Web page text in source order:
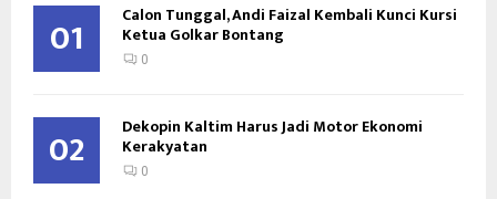
01 Calon Tunggal, Andi Faizal Kembali Kunci Kursi
Ketua Golkar Bontang
0
02 Dekopin Kaltim Harus Jadi Motor Ekonomi
Kerakyatan
0